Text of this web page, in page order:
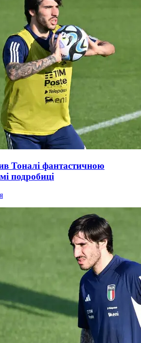
Тоналі фантастичною
подробиці